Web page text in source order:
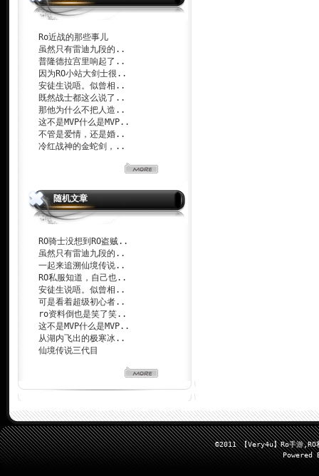
Ro近战的那些事儿
虽然只有雷迪九段的..
普隆德拉宫里响起了..
因为RO小站大剑士很..
安徒生说唔。似曾相..
既然战士都这么说了..
那他为什么不把人造..
这不是MVP什么是MVP..
不管是爱情，还是婚..
冷红战神的金蛇剑，..
随机文章
RO骑士没想到RO盗贼..
虽然只有雷迪九段的..
一起来追溯仙境传说..
RO私服知道，自己也..
安徒生说唔。似曾相..
可是看着超级初心者..
ro资料倒也是笑了笑..
这不是MVP什么是MVP..
从湖内飞出的极寒冰..
仙境传说三代目
©2011 【Very4u】Ro手游,RO
Powered